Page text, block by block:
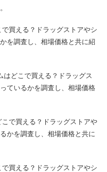
買える？ドラッグストアやシ
を調査し、相場価格と共に紹
はどこで買える？ドラッグス
ているかを調査し、相場価格
で買える？ドラッグストアや
かを調査し、相場価格と共に
買える？ドラッグストアやシ